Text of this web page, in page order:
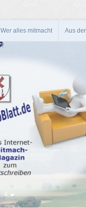
Wer alles mitmacht Aus